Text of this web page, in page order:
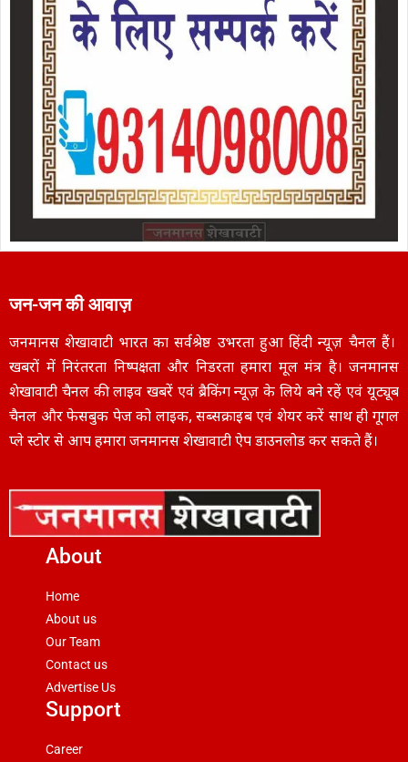
जन-जन की आवाज़
जनमानस शेखावाटी भारत का सर्वश्रेष्ठ उभरता हुआ हिंदी न्यूज़ चैनल हैं।
खबरों में निरंतरता निष्पक्षता और निडरता हमारा मूल मंत्र है। जनमानस
शेखावाटी चैनल की लाइव खबरें एवं ब्रैकिंग न्यूज़ के लिये बने रहें एवं यूट्यूब
चैनल और फेसबुक पेज को लाइक, सब्सक्राइब एवं शेयर करें साथ ही गूगल
प्ले स्टोर से आप हमारा जनमानस शेखावाटी ऐप डाउनलोड कर सकते हैं।
About
Home
About us
Our Team
Contact us
Advertise Us
Support
Career